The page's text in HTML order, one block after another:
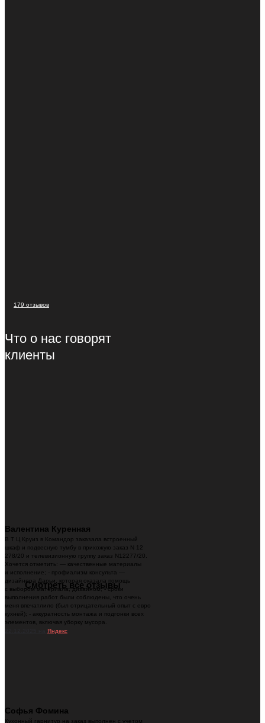
179 отзывов
Что о нас говорят
клиенты
Смотреть все отзывы
Валентина Куренная
В Т Ц Круиз в Командор заказала встроенный
шкаф и подвесную тумбу в прихожую заказ N 12
278/20 и телевизионную группу заказ N12277/20.
Хочется отметить: — качественные материалы
и исполнение; - профиализм консульта —
дизайнера Дарьи, которая оказала помощь
с выбором материала, дизайном; - сроки
выполнения работ были соблюдены, что очень
меня впечатлило (был отрицательный опыт с евро
кухней); - аккуратность монтажа и подгонки всех
элементов, включая уборку мусора.
Яндекс
Софья Фомина
Кухонный гарнитур на заказ выполнен с учетом